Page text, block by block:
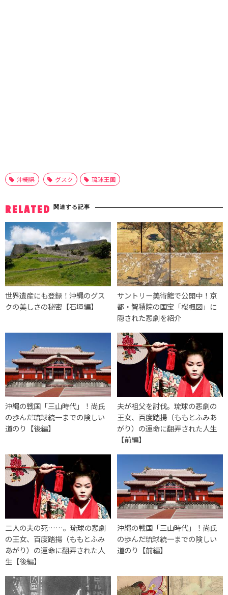
沖縄県 グスク 琉球王国
RELATED 関連する記事
世界遺産にも登録！沖縄のグス
クの美しさの秘密【石垣編】
サントリー美術館で公開中！京
都・智積院の国宝「桜楓図」に
隠された悲劇を紹介
沖縄の戦国「三山時代」！尚氏
の歩んだ琉球統一までの険しい
道のり【後編】
夫が祖父を討伐。琉球の悲劇の
王女、百度踏揚（ももとふみあ
がり）の運命に翻弄された人生
【前編】
二人の夫の死……。琉球の悲劇
の王女、百度踏揚（ももとふみ
あがり）の運命に翻弄された人
生【後編】
沖縄の戦国「三山時代」！尚氏
の歩んだ琉球統一までの険しい
道のり【前編】